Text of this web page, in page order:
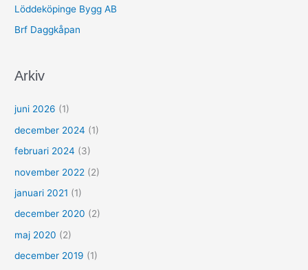
Löddeköpinge Bygg AB
Brf Daggkåpan
Arkiv
juni 2026 (1)
december 2024 (1)
februari 2024 (3)
november 2022 (2)
januari 2021 (1)
december 2020 (2)
maj 2020 (2)
december 2019 (1)